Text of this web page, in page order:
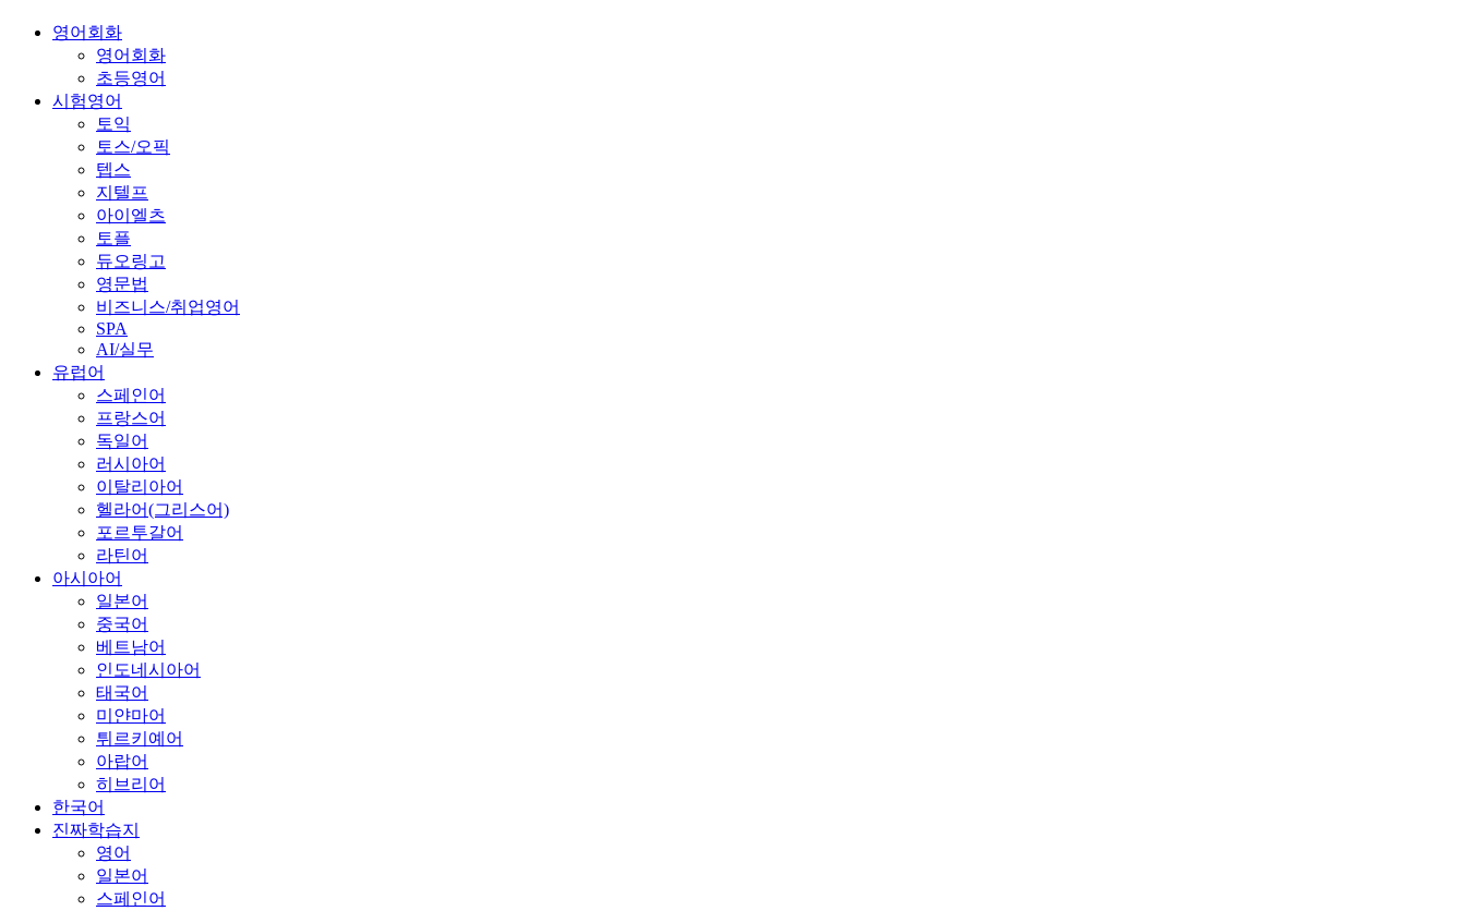
영어회화
영어회화
초등영어
시험영어
토익
토스/오픽
텝스
지텔프
아이엘츠
토플
듀오링고
영문법
비즈니스/취업영어
SPA
AI/실무
유럽어
스페인어
프랑스어
독일어
러시아어
이탈리아어
헬라어(그리스어)
포르투갈어
라틴어
아시아어
일본어
중국어
베트남어
인도네시아어
태국어
미얀마어
튀르키예어
아랍어
히브리어
한국어
진짜학습지
영어
일본어
스페인어